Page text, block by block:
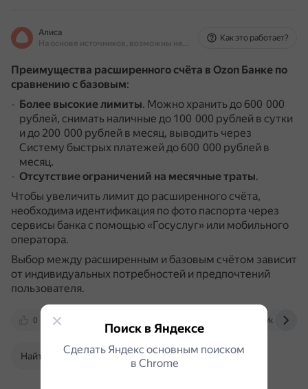
Алиса
На основе источников, возможны неточности
Как это работает?
Преимущества расширенного счёта в Ozon Банке по
сравнению с базовым:
Более высокие лимиты. Можно хранить до 600 000
рублей, снимать наличные до 100 000 рублей в сутки
и до 200 000 рублей в месяц, выводить через
Систему быстрых платежей до 600 000 рублей в
месяц.
Отсутствие ограничений на месячные траты.
Чтобы увеличить лимит до расширенного счёта,
необходима идентификация по фото паспорта через
сервисы банка с помощью «Госуслуг» или мобильного
оператора.
Выбор между расширенным и базовым счётом зависит
от индивидуальных потребностей и предпочтений
пользователя.
0 vk.com
Найти в Поиске
Поиск в Яндексе
Сделать Яндекс основным поиском
в Сhrome